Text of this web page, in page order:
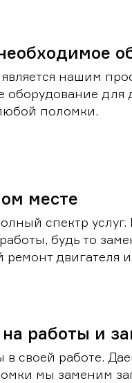
нашим
оборудование для
поломки.
месте
спектр
будь то
ремонт двигателя
работы и
своей работе.
мы заменим